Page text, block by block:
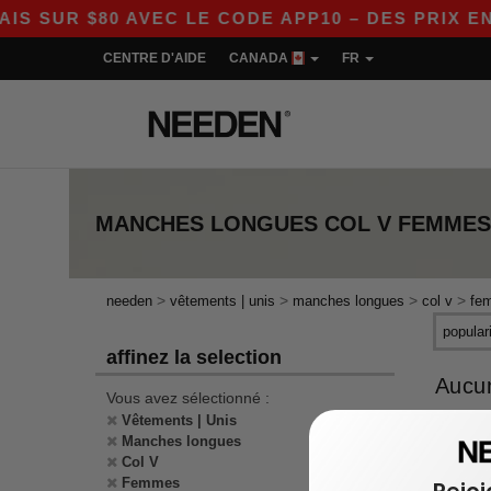
$80 AVEC LE CODE APP10 – DES PRIX
CENTRE D'AIDE CANADA FR
MANCHES LONGUES COL V FEMMES
needen > vêtements | unis > manches longues > col v >
affinez la selection
Vous avez sélectionné :
Vêtements | Unis
Manches longues
Col V
Femmes